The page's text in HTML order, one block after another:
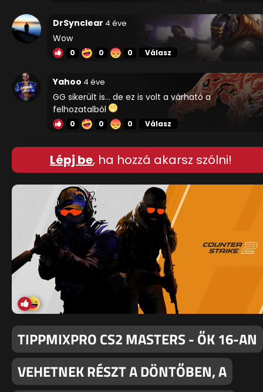
DrSynclear 4 éve
Wow
0 0 0 Válasz
Yahoo 4 éve
GG sikerült is... de ez is volt a várható a
felhozatalból
0 0 0 Válasz
Lépj be, ha hozzá akarsz szólni!
TIPPMIXPRO CS2 MASTERS - ŐK 16-AN
VEHETNEK RÉSZT A DÖNTŐBEN, A